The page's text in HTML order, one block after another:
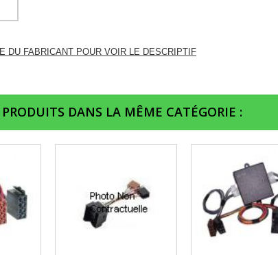
DU FABRICANT POUR VOIR LE DESCRIPTIF
DANS LA MÊME CATÉGORIE :